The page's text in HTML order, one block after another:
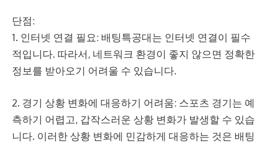
단점:
1. 인터넷 연결 필요: 배팅특공대는 인터넷 연결이 필수
적입니다. 따라서, 네트워크 환경이 좋지 않으면 정확한
정보를 받아오기 어려울 수 있습니다.
2. 경기 상황 변화에 대응하기 어려움: 스포츠 경기는 예
측하기 어렵고, 갑작스러운 상황 변화가 발생할 수 있습
니다. 이러한 상황 변화에 민감하게 대응하는 것은 배팅